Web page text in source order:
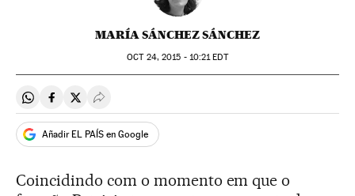
MARÍA SÁNCHEZ SÁNCHEZ
OCT24, 2015 - 10:21EDT
Compartir en Whatsapp
Compartir en Facebook
Compartir en Twitter
Desplegar Redes Sociales
Añadir EL PAÍS en Google
Coincidindo com o momento em que o